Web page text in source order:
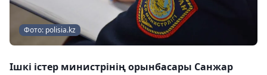
Фото: polisia.kz
Ішкі істер министрінің орынбасары Санжар